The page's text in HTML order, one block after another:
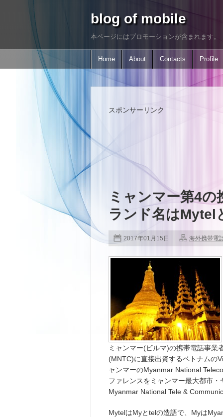
blog of mobile
本ページにはプロモーションが含まれます。
Home About Contacts Profile
スポンサーリンク
ミャンマー第4の
ランド名はMytel
2017年01月15日 海外携帯電
ミャンマー(ビルマ)の携帯電話事
(MNTC)に直接出資するベトナムの
ャンマーのMyanmar National
ファレンスをミャンマー最大都市・
Myanmar National Tele &
MytelはMyとtelの造語で、Myは